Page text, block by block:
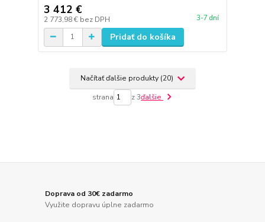
3 412 €
2 773,98 € bez DPH 3-7 dní
Pridať do košíka
Načítať ďalšie produkty (20)
strana z 3ďalšie
Doprava od 30€ zadarmo
Využite dopravu úplne zadarmo